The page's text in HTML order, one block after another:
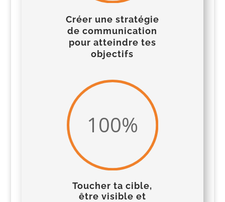
Créer une stratégie
de communication
pour atteindre tes
objectifs
100%
Toucher ta cible,
être visible et